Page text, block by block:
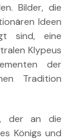
Bilder, die
Ideen
sind, eine
Klypeus
der
Tradition
der an die
Königs und